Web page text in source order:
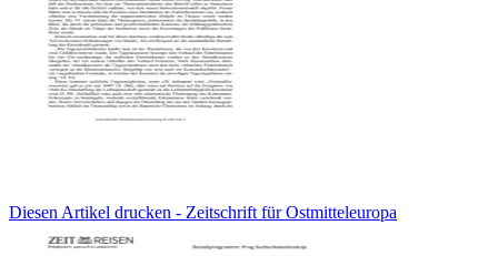
Diesen Artikel drucken - Zeitschrift für Ostmitteleuropa